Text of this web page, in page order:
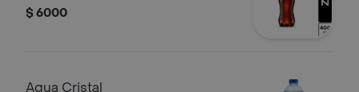
$ 6000
Agua Cristal